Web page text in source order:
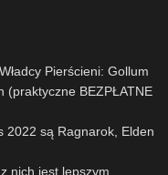
Pierścieni: Gollum
(praktyczne BEZPŁATNE
2022 są Ragnarok, Elden
nich jest lepszym